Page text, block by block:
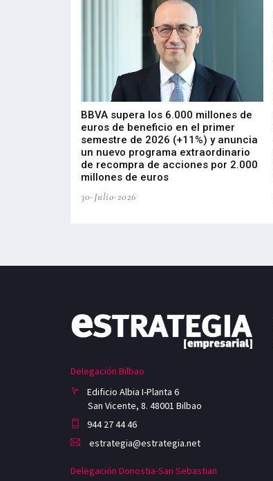
BBVA supera los 6.000 millones de
euros de beneficio en el primer
semestre de 2026 (+11%) y anuncia
un nuevo programa extraordinario
de recompra de acciones por 2.000
millones de euros
30-Julio-2026
Delegación Bilbao
Edificio Albia I-Planta 6
San Vicente, 8. 48001 Bilbao
944 27 44 46
estrategia@estrategia.net
Delegación Donostia-San Sebastian